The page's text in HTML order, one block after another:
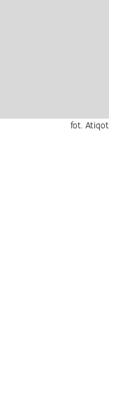
fot. Atiqot